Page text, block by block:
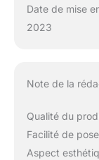
Date de mise
2023
Note de la
Qualité du
Facilité de
Aspect